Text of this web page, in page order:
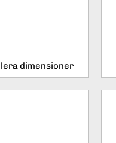
dimensioner